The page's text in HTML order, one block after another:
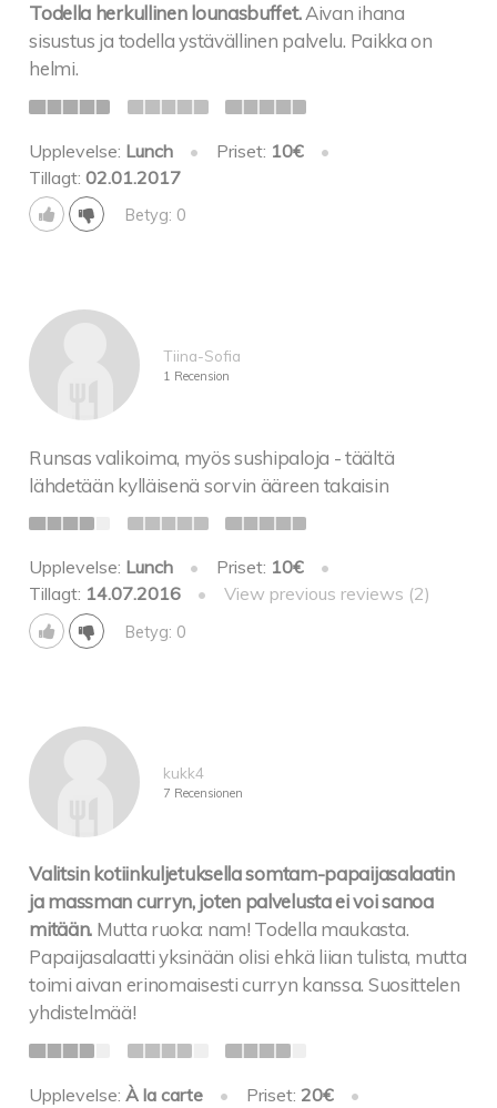
Todella herkullinen lounasbuffet.Aivan ihana
sisustus ja todella ystävällinen palvelu. Paikka on
helmi.
Upplevelse: Lunch • Priset: 10€
•
Tillagt:02.01.2017
Betyg: 0
Tiina-Sofia
1 Recension
Runsas valikoima, myös sushipaloja - täältä
lähdetään kylläisenä sorvin ääreen takaisin
Upplevelse: Lunch • Priset: 10€
•
Tillagt: 14.07.2016 • View previous reviews (2)
Betyg: 0
kukk4
7 Recensionen
Valitsin kotiinkuljetuksella somtam-papaijasalaatin
ja massman curryn, joten palvelusta ei voi sanoa
mitään. Mutta ruoka: nam! Todella maukasta.
Papaijasalaatti yksinään olisi ehkä liian tulista, mutta
toimi aivan erinomaisesti curryn kanssa. Suosittelen
yhdistelmää!
Upplevelse:À la carte • Priset: 20€
•